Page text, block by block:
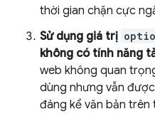
thời gian chặn cực
Sử dụng giá trị
không có tính năng
web không quan
dùng nhưng vẫn
đáng kể văn bản trên